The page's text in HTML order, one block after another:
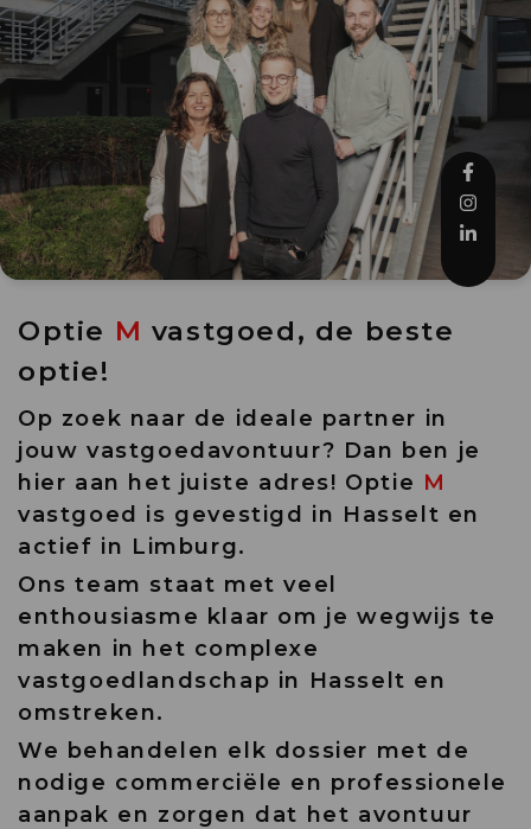
Optie M vastgoed, de beste
optie!
Op zoek naar de ideale partner in
jouw vastgoedavontuur? Dan ben je
hier aan het juiste adres! Optie M
vastgoed is gevestigd in Hasselt en
actief in Limburg.
Ons team staat met veel
enthousiasme klaar om je wegwijs te
maken in het complexe
vastgoedlandschap in Hasselt en
omstreken.
We behandelen elk dossier met de
nodige commerciële en professionele
aanpak en zorgen dat het avontuur